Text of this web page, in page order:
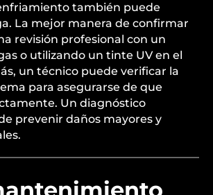
también puede
La mejor manera de confirmar
revisión profesional con un
o utilizando un tinte UV en el
un técnico puede verificar la
para asegurarse de que
Un diagnóstico
prevenir daños mayores y